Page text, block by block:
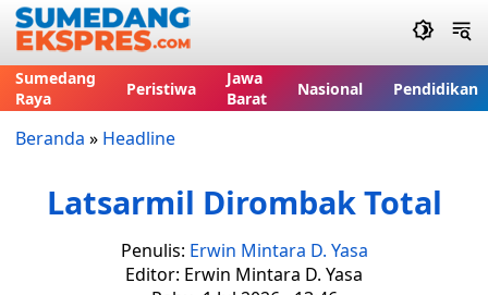
Sumedang
Raya
Peristiwa
Jawa
Barat
Nasional Pendidikan
Beranda » Headline
Latsarmil Dirombak Total
Penulis: Erwin Mintara D. Yasa
Editor: Erwin Mintara D. Yasa